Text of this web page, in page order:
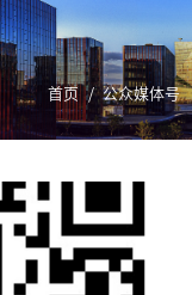
首页 / 公众媒体号